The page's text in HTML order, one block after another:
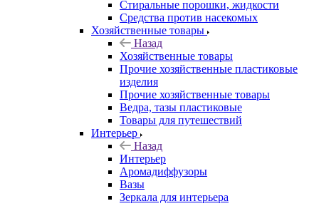
Стиральные порошки, жидкости
Средства против насекомых
Хозяйственные товары
Назад
Хозяйственные товары
Прочие хозяйственные пластиковые
изделия
Прочие хозяйственные товары
Ведра, тазы пластиковые
Товары для путешествий
Интерьер
Назад
Интерьер
Аромадиффузоры
Вазы
Зеркала для интерьера